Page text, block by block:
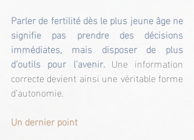
Parler de fertilité dès le plus jeune âge ne
signifie pas prendre des décisions
immédiates, mais disposer de plus
d’outils pour l’avenir. Une information
correcte devient ainsi une véritable forme
d’autonomie.
Un dernier point